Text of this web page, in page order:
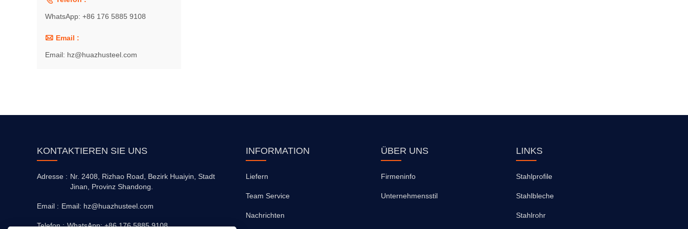
WhatsApp: +86 176 5885 9108
 Email :
Email: hz@huazhusteel.com
KONTAKTIEREN SIE UNS
Adresse : Nr. 2408, Rizhao Road, Bezirk Huaiyin, Stadt
Jinan, Provinz Shandong.
Email : Email: hz@huazhusteel.com
Telefon : WhatsApp: +86 176 5885 9108
INFORMATION
Liefern
Team Service
Nachrichten
ÜBER UNS
Firmeninfo
Unternehmensstil
LINKS
Stahlprofile
Stahlbleche
Stahlrohr